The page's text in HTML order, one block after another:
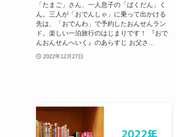
「たまご」さん、一人息子の「ばくだん」く
ん。三人が「おでんしゃ」に乗って出かける
先は、「おでんわ」で予約したおんせんラン
ド。楽しい一泊旅行のはじまりです！ 『おで
んおんせんへいく』のあらすじ お父さ...
2022年12月27日